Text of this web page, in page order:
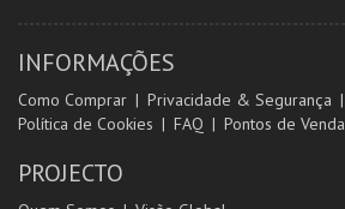
INFORMAÇÕES
Como Comprar Privacidade & Segurança
Política de Cookies
FAQ Pontos de Venda
PROJECTO